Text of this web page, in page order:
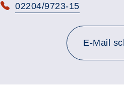
Telefon:
02204/9723-15
E-Mail